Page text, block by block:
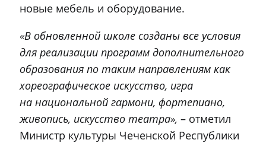
новые мебель и оборудование.
«В обновленной школе созданы все условия
для реализации программ дополнительного
образования по таким направлениям как
хореографическое искусство, игра
на национальной гармони, фортепиано,
живопись, искусство театра», – отметил
Министр культуры Чеченской Республики